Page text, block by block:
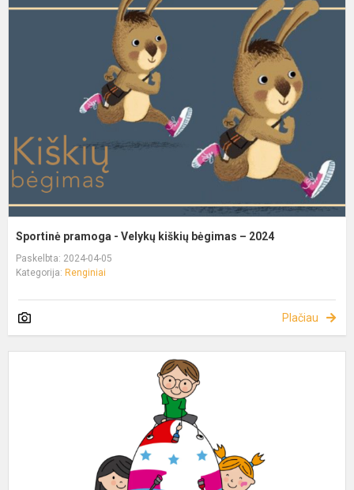
Sportinė pramoga - Velykų kiškių bėgimas – 2024
Paskelbta: 2024-04-05
Kategorija: Renginiai
Plačiau